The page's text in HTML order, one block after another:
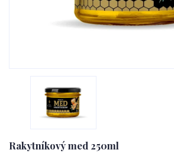
Rakytníkový med 250ml